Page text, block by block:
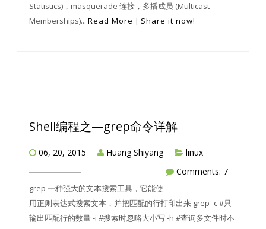
Statistics)，masquerade 连接，多播成员 (Multicast
Memberships)... Read More | Share it now!
Shell编程之—grep命令详解
06, 20, 2015 Huang Shiyang
linux
Comments: 7
grep 一种强大的文本搜索工具，它能使
用正则表达式搜索文本，并把匹配的行打印出来 grep -c #只
输出匹配行的数量 -i #搜索时忽略大小写 -h #查询多文件时不